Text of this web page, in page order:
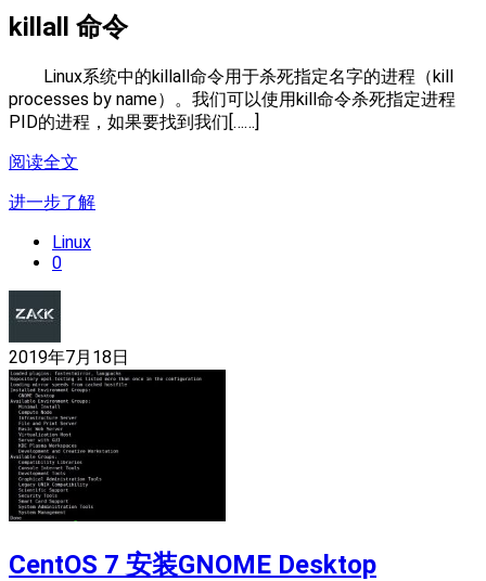
killall 命令
Linux系统中的killall命令用于杀死指定名字的进程（kill
processes by name）。我们可以使用kill命令杀死指定进程
PID的进程，如果要找到我们[……]
阅读全文
进一步了解
Linux
0
2019年7月18日
CentOS 7 安装GNOME Desktop